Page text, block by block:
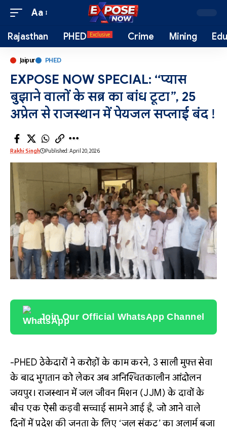
Aa
Rajasthan PHED Exclusive Crime Mining
Jaipur PHED
EXPOSE NOW SPECIAL: “प्यास
बुझाने वालों के सब्र का बांध टूटा”, 25
अप्रेल से राजस्थान में पेयजल सप्लाई बंद !
Rakhi Singh Published: April 20, 2026
Join Our Official WhatsApp Channel
-PHED ठेकेदारों ने करोड़ों के काम करने, 3 साली मुफ्त सेवा
के बाद भुगतान को लेकर अब अनिश्चितकालीन आंदोलन
जयपुर। राजस्थान में जल जीवन मिशन (JJM) के दावों के
बीच एक ऐसी कड़वी सच्चाई सामने आई है, जो आने वाले
दिनों में प्रदेश की जनता के लिए ‘जल संकट’ का अलार्म बजा